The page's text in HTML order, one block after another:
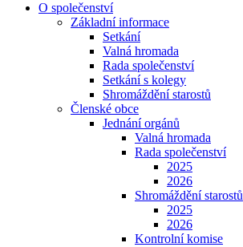
O společenství
Základní informace
Setkání
Valná hromada
Rada společenství
Setkání s kolegy
Shromáždění starostů
Členské obce
Jednání orgánů
Valná hromada
Rada společenství
2025
2026
Shromáždění starostů
2025
2026
Kontrolní komise